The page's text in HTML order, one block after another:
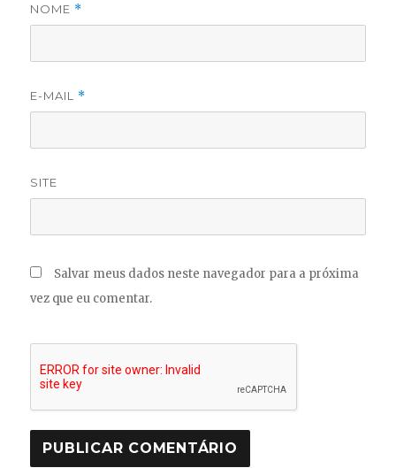
NOME *
E-MAIL *
SITE
Salvar meus dados neste navegador para a próxima
vez que eu comentar.